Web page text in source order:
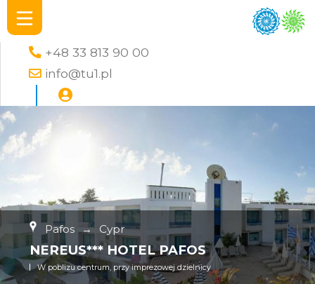
+48 33 813 90 00
info@tu1.pl
Pafos → Cypr
NEREUS*** HOTEL PAFOS
W poblizu centrum, przy imprezowej dzielnicy